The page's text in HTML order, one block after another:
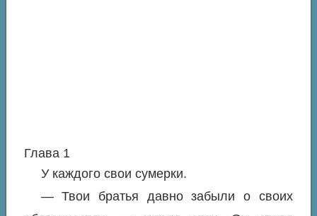
Глава 1
У каждого свои сумерки.
— Твои братья давно забыли о своих